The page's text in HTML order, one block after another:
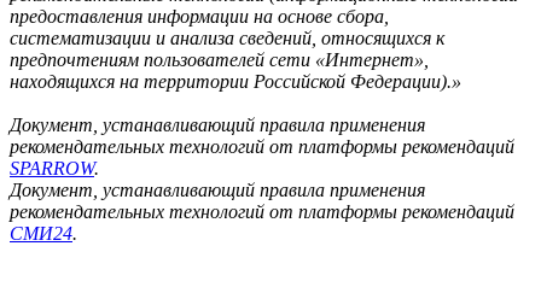
предоставления информации на основе сбора,
систематизации и анализа сведений, относящихся к
предпочтениям пользователей сети «Интернет»,
находящихся на территории Российской Федерации).»
Документ, устанавливающий правила применения
рекомендательных технологий от платформы рекомендаций
SPARROW.
Документ, устанавливающий правила применения
рекомендательных технологий от платформы рекомендаций
СМИ24.